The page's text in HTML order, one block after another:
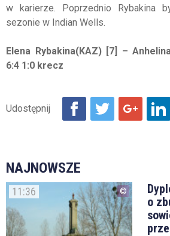
w karierze. Poprzednio Rybakina
sezonie w Indian Wells.
Elena Rybakina(KAZ) [7] –Anhelina
6:4 1:0 krecz
NAJNOWSZE
11:36
o